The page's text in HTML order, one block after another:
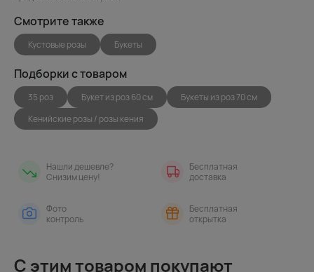
Смотрите также
Кустовые розы Букеты
Подборки с товаром
35 роз Букет из роз 60 см
Букеты из роз 70 см
Кенийские розы / розы кения
Нашли дешевле?
Снизим цену!
Бесплатная
доставка
Фото
контроль
Бесплатная
открытка
С этим товаром покупают